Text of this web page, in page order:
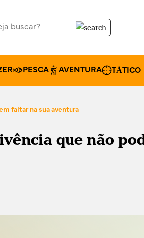
PESCA AVENTURA TÁTICO
faltar na sua aventura
que não